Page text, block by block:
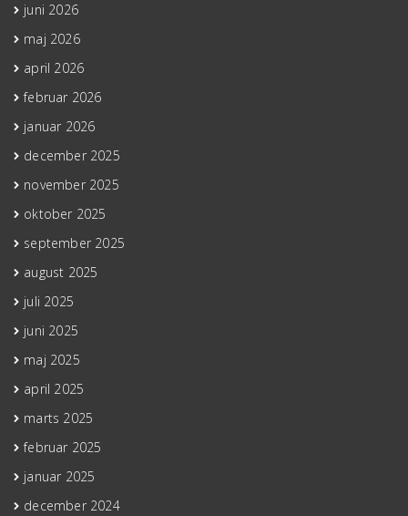
juni 2026
maj 2026
april 2026
februar 2026
januar 2026
december 2025
november 2025
oktober 2025
september 2025
august 2025
juli 2025
juni 2025
maj 2025
april 2025
marts 2025
februar 2025
januar 2025
december 2024